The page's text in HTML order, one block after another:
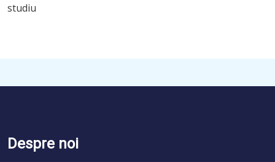
studiu
Despre noi